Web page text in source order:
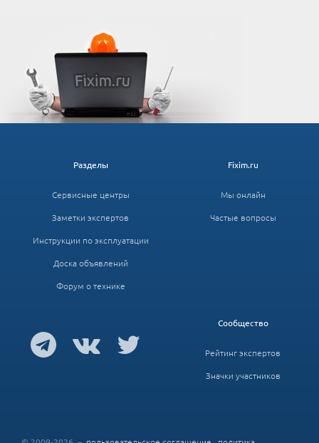
Fixim.ru
Мы онлайн
Частые вопросы
Разделы
Сервисные центры
Заметки экспертов
Инструкции по эксплуатации
Доска объявлений
Форум о технике
Сообщество
Рейтинг экспертов
Значки участников